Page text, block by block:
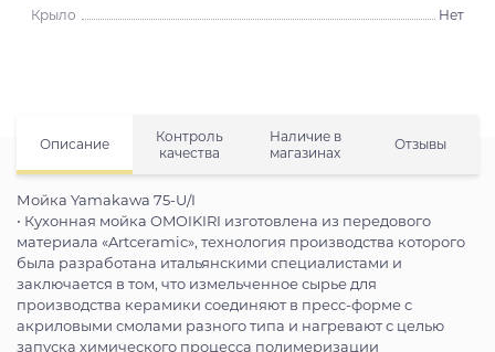
Крыло
Нет
Описание
Контроль
качества
Наличие в
магазинах
Отзывы
Мойка Yamakawa 75-U/I
• Кухонная мойка OMOIKIRI изготовлена из передового
материала «Artceramic», технология производства которого
была разработана итальянскими специалистами и
заключается в том, что измельченное сырье для
производства керамики соединяют в пресс-форме с
акриловыми смолами разного типа и нагревают с целью
запуска химического процесса полимеризации